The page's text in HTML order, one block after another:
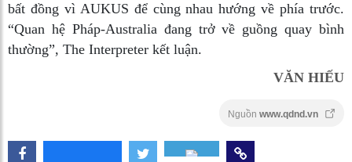
bất đồng vì AUKUS để cùng nhau hướng về phía trước.
“Quan hệ Pháp-Australia đang trở về guồng quay bình
thường”, The Interpreter kết luận.
VĂN HIẾU
Nguồn www.qdnd.vn